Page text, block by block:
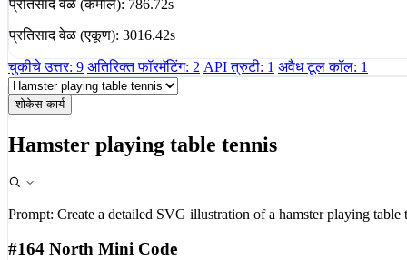
प्रतिसाद वेळ (कमाल): 786.72s
प्रतिसाद वेळ (एकूण): 3016.42s
चुकीचे उत्तर: 9 अतिरिक्त फॉरमॅटिंग: 2 API त्रुटी: 1 अवैध टूल कॉल: 1
शोकेस कार्य
Hamster playing table tennis
Prompt: Create a detailed SVG illustration of a hamster playing table
#164 North Mini Code